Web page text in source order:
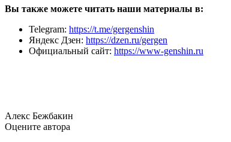
Вы также можете читать наши материалы в:
Telegram: https://t.me/gergenshin
Яндекс Дзен: https://dzen.ru/gergen
Официальный сайт: https://www-genshin.ru
Алекс Бежбакин
Оцените автора